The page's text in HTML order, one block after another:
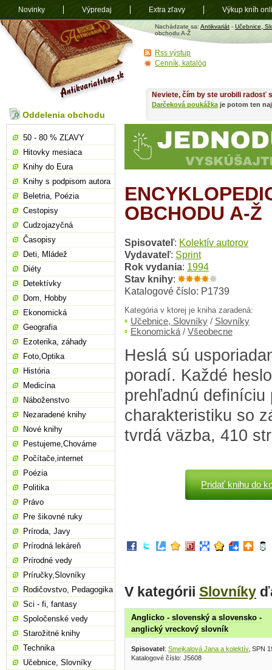
Antikvariát
shop.sk
Nachádzate sa: Antikvariát - Učebnice,
obchodu A-Ž
OBCHODU A-Ž
Spisovateľ: Kolektív autorov
Vydavateľ: Sprint
Rok vydania: 1994
Stav knihy:
Katalogové číslo: P1739
Kategória v ktorej je kniha zaradená:
Učebnice, Slovníky / Slovníky
Ekonomická / Všeobecne
Heslá sú
poradí. Každé
prehľadnú definíciu
charakteristiku so
tvrdá väzba, 410
Pridať knihu do
V kategórii Slovníky
Anglicko - slovenský a slovensko -
anglický vreckový slovník
Spisovatel: Smejkalová Jana a kolektív, SPN
Katalogové číslo: J5608
Neviete, čím by ste urobili radosť
Darčeková poukážka je potom ten
Oddelenia obchodu
50 - 80 % ZĽAVY
Hitovky mesiaca
Knihy do Eura
Knihy s podpisom autora
Beletria, Poézia
Cestopisy
Cudzojazyčná
Časopisy
Deti, Mládež
Diéty
Detektívky
Dom, Hobby
Ekonomická
Geografia
Ezoterika, záhady
Foto,Optika
História
Medicína
Náboženstvo
Nezaradené knihy
Nové knihy
Pestujeme,Chováme
Počítače,internet
Poézia
Politika
Právo
Pre šikovné ruky
Príroda, Javy
Prírodná lekáreň
Prírodné vedy
Príručky,Slovníky
Rodičovstvo, Pedagogika
Sci - fi, fantasy
Spoločenské vedy
Starožitné knihy
Technika
Učebnice, Slovníky
Rss výstup
Cenník, katalóg
Novinky Výpredaj Extra zľavy Výkup kníh